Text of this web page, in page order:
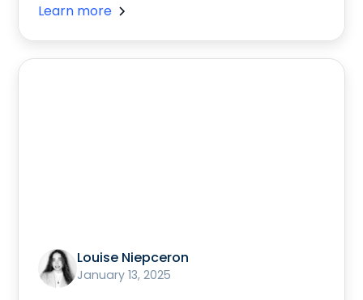
Learn more
Louise Niepceron
January 13, 2025